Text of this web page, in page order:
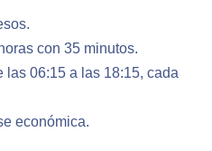
con 35 minutos.
las 06:15 a las 18:15, cada
económica.